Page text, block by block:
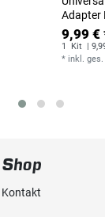
Adapter
9,99 €
1 Kit
|
* inkl.
Shop
Kontakt